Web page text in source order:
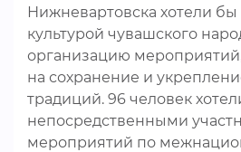
Нижневартовска хотели
культурой чувашского
организацию
на сохранение и
традиций. 96 человек
непосредственными
мероприятий по